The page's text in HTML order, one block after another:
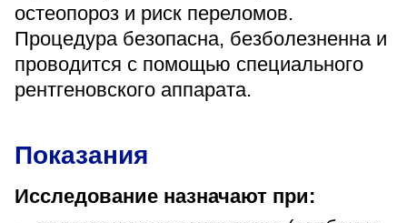
Пятница
08:00–15:45
перерыв 12:00–12:30
Администратор
+7 (4742) 72-73-31
остеопороз и риск переломов.
Процедура безопасна, безболезненна и
проводится с помощью специального
рентгеновского аппарата.
Показания
Исследование назначают при: